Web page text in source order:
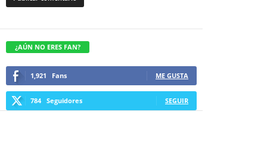
¿AÚN NO ERES FAN?
1,921 Fans ME GUSTA
784 Seguidores SEGUIR